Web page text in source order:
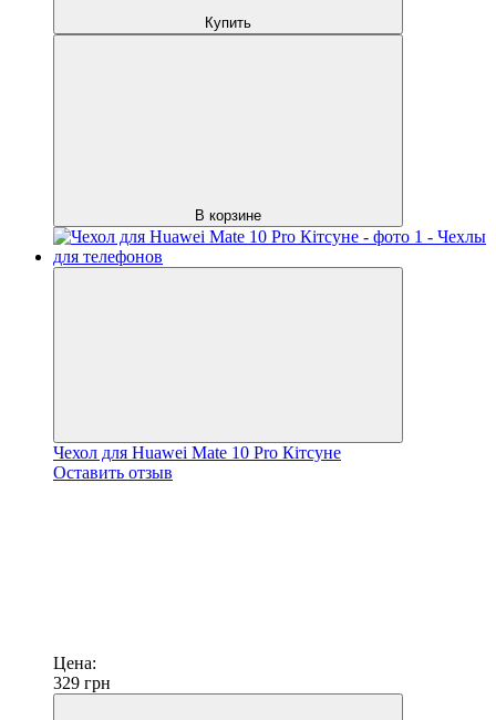
Купить
В корзине
Чехол для Huawei Mate 10 Pro Кітсуне
Оставить отзыв
Цена:
329 грн